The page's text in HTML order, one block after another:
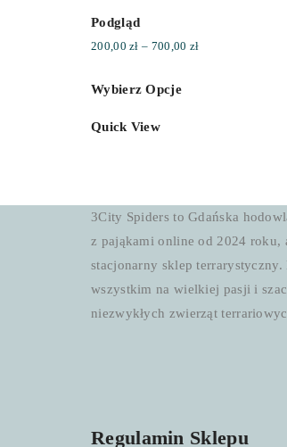
Podgląd
200,00zł – 700,00 złZakres
Wybierz Opcje
Quick View
3City Spiders to Gdańska
z pająkami online od 2024 roku,
stacjonarny sklep terrarystyczny.
wszystkim na wielkiej pasji i
niezwykłych zwierząt
Regulamin Sklepu